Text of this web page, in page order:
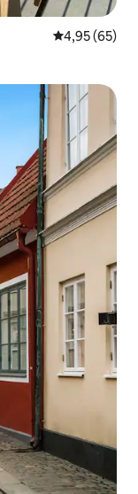
4,95 de uma
4,95 (65)